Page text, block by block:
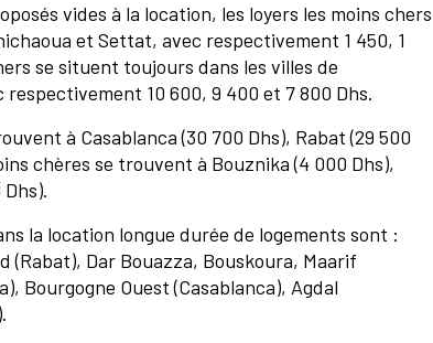
vides à la location, les loyers les moins chers
et Settat, avec respectivement 1 450, 1
se situent toujours dans les villes de
10 600, 9 400 et 7 800 Dhs.
à Casablanca (30 700 Dhs), Rabat (29 500
chères se trouvent à Bouznika (4 000 Dhs),
la location longue durée de logements sont :
(Rabat), Dar Bouazza, Bouskoura, Maarif
Bourgogne Ouest (Casablanca), Agdal